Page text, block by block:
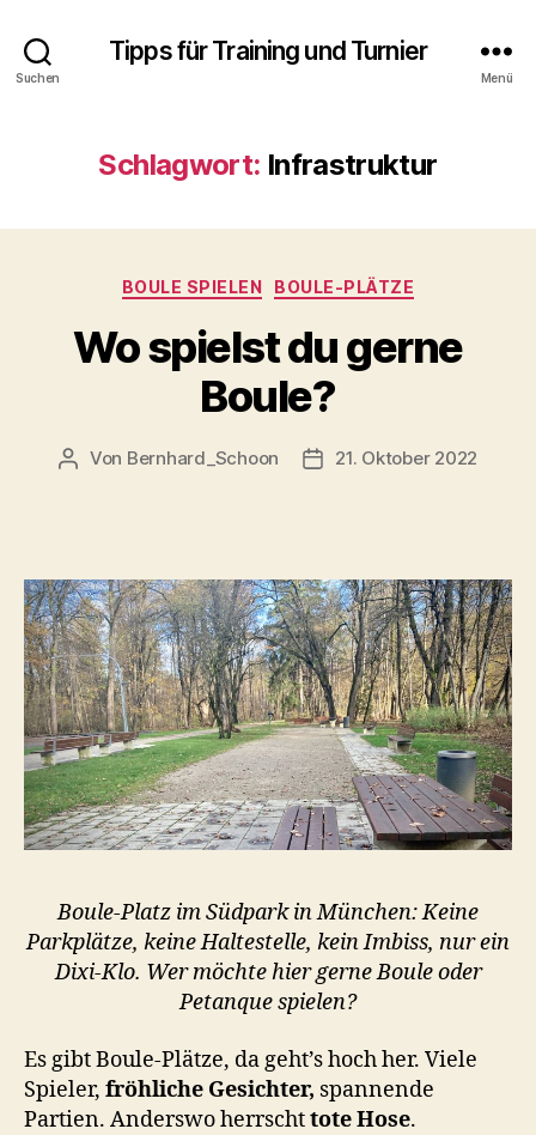
Suchen
Tipps für Training und Turnier
Menü
Schlagwort: Infrastruktur
Kategorien
BOULE SPIELEN BOULE-PLÄTZE
Wo spielst du gerne
Boule?
Beitragsautor
Von Bernhard_Schoon Veröffentlichungsdatum
21. Oktober 2022
Boule-Platz im Südpark in München: Keine
Parkplätze, keine Haltestelle, kein Imbiss, nur ein
Dixi-Klo. Wer möchte hier gerne Boule oder
Petanque spielen?
Es gibt Boule-Plätze, da geht’s hoch her. Viele
Spieler, fröhliche Gesichter, spannende
Partien. Anderswo herrschttote Hose.